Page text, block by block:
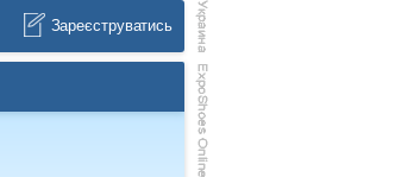
Зареєструватись